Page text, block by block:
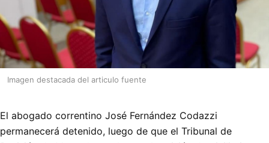
Imagen destacada del articulo fuente
El abogado correntino José Fernández Codazzi
permanecerá detenido, luego de que el Tribunal de